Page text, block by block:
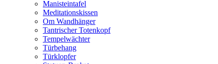
Manisteintafel
Meditationskissen
Om Wandhänger
Tantrischer Totenkopf
Tempelwächter
Türbehang
Türklopfer